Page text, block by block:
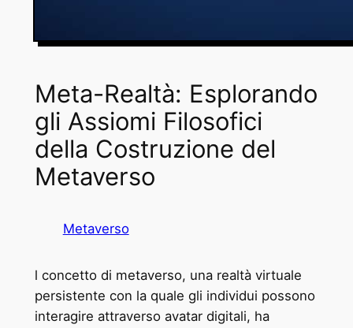
Meta-Realtà: Esplorando
gli Assiomi Filosofici
della Costruzione del
Metaverso
Metaverso
l concetto di metaverso, una realtà virtuale
persistente con la quale gli individui possono
interagire attraverso avatar digitali, ha